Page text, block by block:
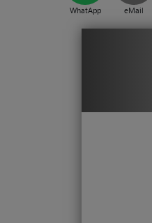
WhatApp eMail